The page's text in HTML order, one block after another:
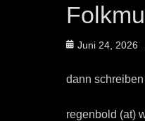
Posted
Juni 24, 2026
dann
regenbold (at)